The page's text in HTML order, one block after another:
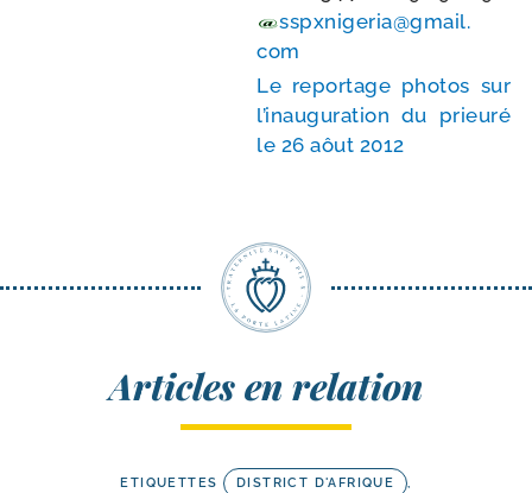
sspxnigeria@​gmail.​
com
Le repor­tage pho­tos sur
l’i­nau­gu­ra­tion du prieu­ré
le 26 aôut 2012
Articles en relation
ETIQUETTES DISTRICT D'AFRIQUE ,